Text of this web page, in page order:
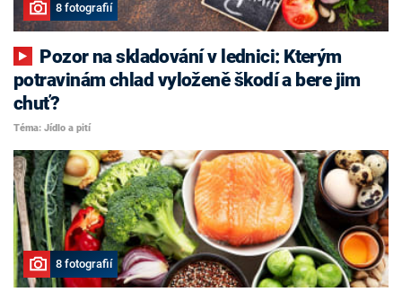
8 fotografií
potravinám chlad vyloženě škodí a bere jim
chuť?
Téma: Jídlo a pití
8 fotografií